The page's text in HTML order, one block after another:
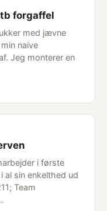
forgaffel
med jævne
naive
Jeg monterer en
i første
al sin enkelthed ud
Team